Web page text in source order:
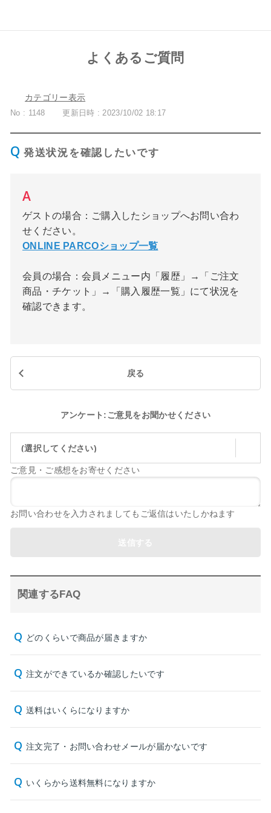
よくあるご質問
カテゴリー表示
No : 1148 更新日時 : 2023/10/02 18:17
発送状況を確認したいです
ゲストの場合：ご購入したショップへお問い合わ
せください。
ONLINE PARCOショップ一覧
会員の場合：会員メニュー内「履歴」→「ご注文
商品・チケット」→「購入履歴一覧」にて状況を
確認できます。
戻る
アンケート:ご意見をお聞かせください
(選択してください)
ご意見・ご感想をお寄せください
お問い合わせを入力されましてもご返信はいたしかねます
関連するFAQ
どのくらいで商品が届きますか
注文ができているか確認したいです
送料はいくらになりますか
注文完了・お問い合わせメールが届かないです
いくらから送料無料になりますか